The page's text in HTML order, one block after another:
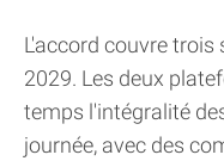
L'accord couvre trois
2029. Les deux
temps l'intégralité
journée, avec des